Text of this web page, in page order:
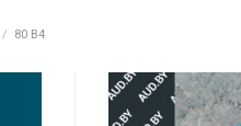
/ 80 B4